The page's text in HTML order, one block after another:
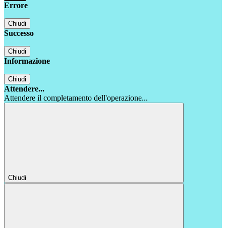
Errore
Chiudi
Successo
Chiudi
Informazione
Chiudi
Attendere...
Attendere il completamento dell'operazione...
Chiudi